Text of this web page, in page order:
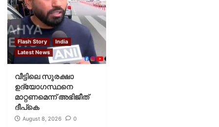
Flash Story
India
Latest News
വീട്ടിലെ സുരക്ഷാ
ഉദ്യോഗസ്ഥനെ
മാറ്റണമെന്ന് അഭിജീത്
ദീപ്‌കെ
August 8, 2026 0